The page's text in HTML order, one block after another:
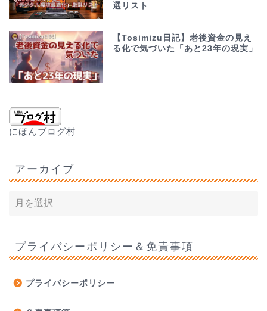
選リスト
【Tosimizu日記】老後資金の見え
る化で気づいた「あと23年の現実」
にほんブログ村
アーカイブ
プライバシーポリシー＆免責事項
プライバシーポリシー